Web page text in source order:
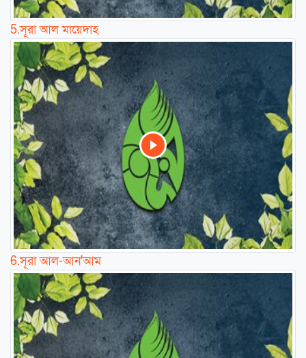
5.সূরা আল মায়েদাহ
6.সূরা আল-আন'আম